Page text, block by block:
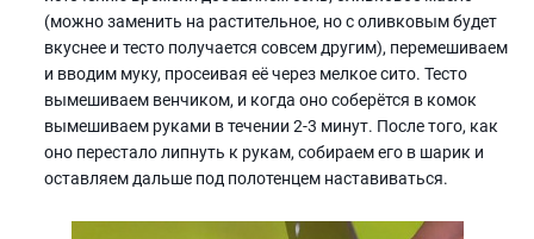
(можно заменить на растительное, но с оливковым будет
вкуснее и тесто получается совсем другим), перемешиваем
и вводим муку, просеивая её через мелкое сито. Тесто
вымешиваем венчиком, и когда оно соберётся в комок
вымешиваем руками в течении 2-3 минут. После того, как
оно перестало липнуть к рукам, собираем его в шарик и
оставляем дальше под полотенцем наставиваться.